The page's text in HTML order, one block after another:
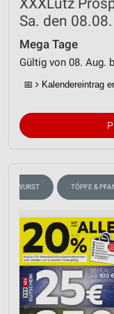
Sa. den 08.08.
Mega Tage
Gültig von 08. Aug.
📅 Kalendereintrag
& WURST TÖPFE &